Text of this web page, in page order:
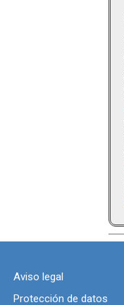
Aviso legal
Protección de datos